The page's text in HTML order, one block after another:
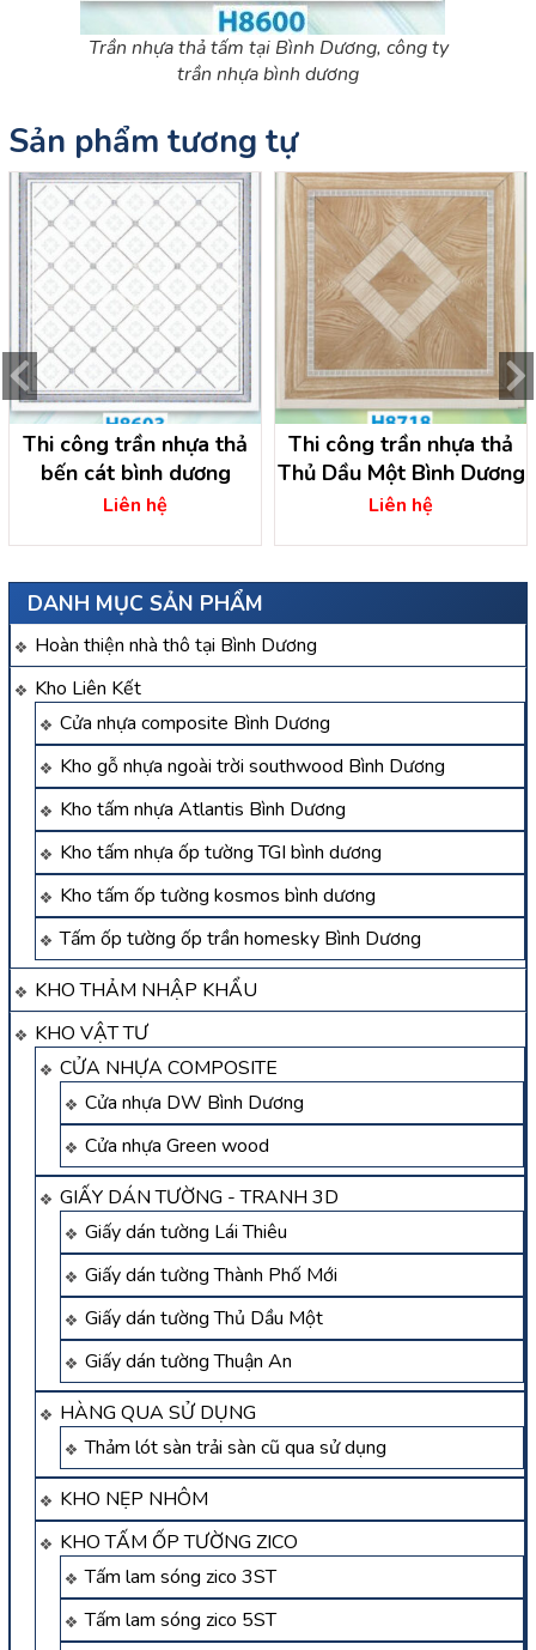
DANH MỤC SẢN PHẨM
Hoàn thiện nhà thô tại Bình Dương
Kho Liên Kết
Cửa nhựa composite Bình Dương
Kho gỗ nhựa ngoài trời southwood Bình Dương
Kho tấm nhựa Atlantis Bình Dương
Kho tấm nhựa ốp tường TGI bình dương
Kho tấm ốp tường kosmos bình dương
Tấm ốp tường ốp trần homesky Bình Dương
KHO THẢM NHẬP KHẨU
KHO VẬT TƯ
CỬA NHỰA COMPOSITE
Cửa nhựa DW Bình Dương
Cửa nhựa Green wood
GIẤY DÁN TƯỜNG - TRANH 3D
Giấy dán tường Lái Thiêu
Giấy dán tường Thành Phố Mới
Giấy dán tường Thủ Dầu Một
Giấy dán tường Thuận An
HÀNG QUA SỬ DỤNG
Thảm lót sàn trải sàn cũ qua sử dụng
KHO NẸP NHÔM
KHO TẤM ỐP TƯỜNG ZICO
Tấm lam sóng zico 3ST
Tấm lam sóng zico 5ST
Trần nhựa thả tấm tại Bình Dương, công ty
trần nhựa bình dương
Sản phẩm tương tự
Thi công trần nhựa thả
bến cát bình dương
Liên hệ
Thi công trần nhựa thả
Thủ Dầu Một Bình Dương
Liên hệ